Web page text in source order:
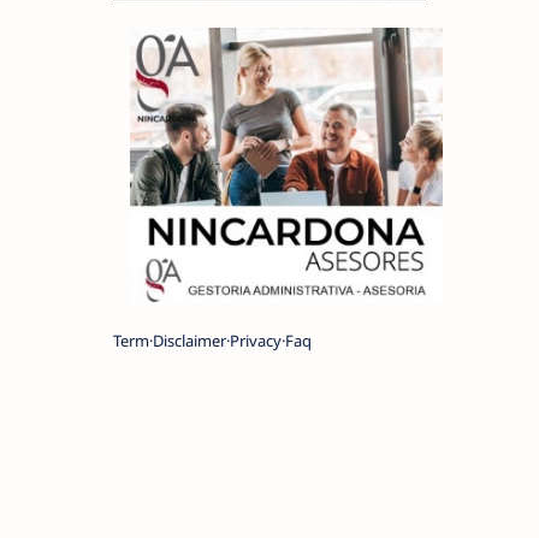
Term Disclaimer Privacy Faq